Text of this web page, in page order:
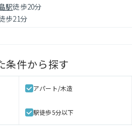
駅徒歩20分
歩21分
条件から探す
アパート/木造
駅徒歩5分以下